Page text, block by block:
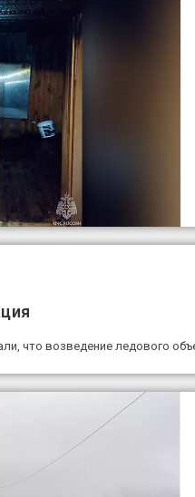
что возведение ледового